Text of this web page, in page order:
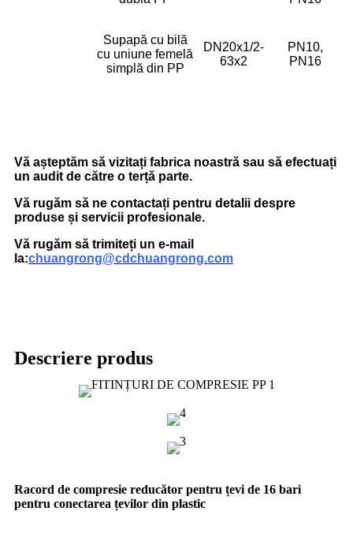
Supapă cu bilă
cu uniune femelă
simplă din PP
DN20x1/2-
63x2
PN10,
PN16
Vă așteptăm să vizitați fabrica noastră sau să efectuați
un audit de către o terță parte.
Vă rugăm să ne contactați pentru detalii despre
produse și servicii profesionale.
Vă rugăm să trimiteți un e-mail
la:chuangrong@cdchuangrong.com
Descriere produs
Racord de compresie reducător pentru țevi de 16 bari
pentru conectarea țevilor din plastic